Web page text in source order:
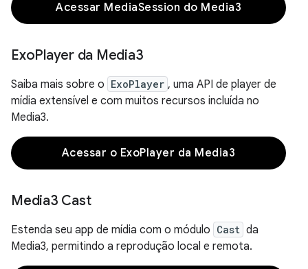
Acessar MediaSession do Media3
ExoPlayer da Media3
Saiba mais sobre o ExoPlayer , uma API de player de
mídia extensível e com muitos recursos incluída no
Media3.
Acessar o ExoPlayer da Media3
Media3 Cast
Estenda seu app de mídia com o módulo Cast da
Media3, permitindo a reprodução local e remota.